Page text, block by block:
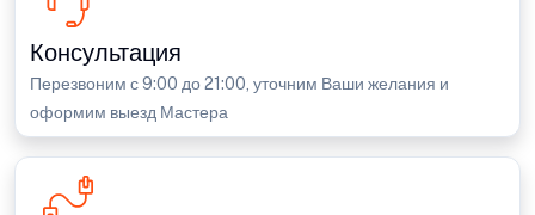
Консультация
Перезвоним с 9:00 до 21:00, уточним Ваши желания и
оформим выезд Мастера